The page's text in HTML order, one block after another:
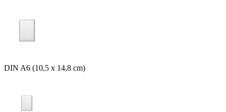
DIN A6 (10,5 x 14,8 cm)